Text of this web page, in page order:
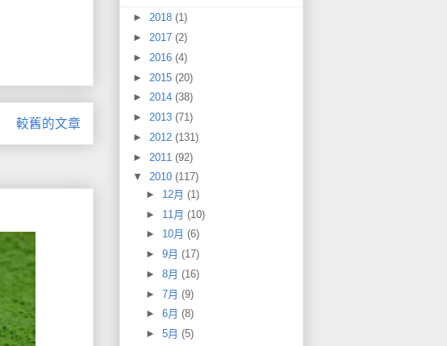
較舊的文章
► 2018 (1)
► 2017 (2)
► 2016 (4)
► 2015 (20)
► 2014 (38)
► 2013 (71)
► 2012 (131)
► 2011 (92)
▼ 2010 (117)
► 12月 (1)
► 11月 (10)
► 10月 (6)
► 9月 (17)
► 8月 (16)
► 7月 (9)
► 6月 (8)
► 5月 (5)